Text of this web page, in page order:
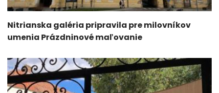
Nitrianska galéria pripravila pre milovníkov
umenia Prázdninové maľovanie